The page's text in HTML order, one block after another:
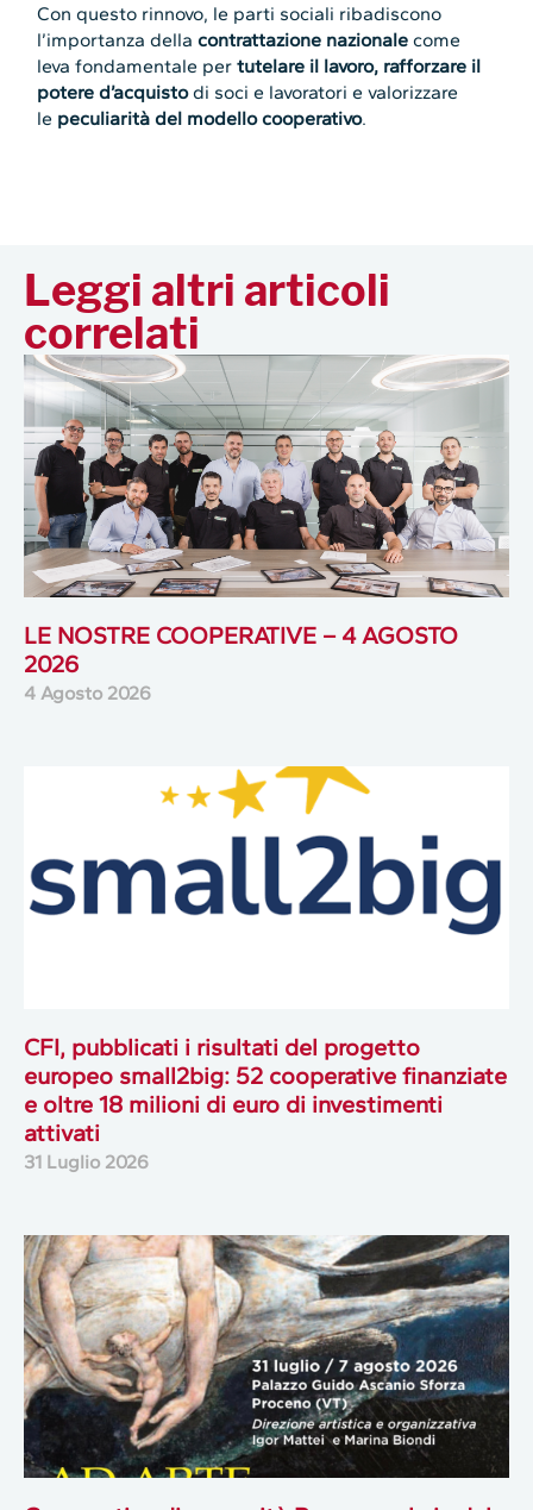
Con questo rinnovo, le parti sociali ribadiscono
l’importanza dellacontrattazione nazionale come
leva fondamentale pertutelare il lavoro, rafforzare il
potere d’acquistodi soci e lavoratori e valorizzare
le peculiarità del modello cooperativo.
Leggi altri articoli
correlati
LE NOSTRE COOPERATIVE – 4 AGOSTO
2026
4 Agosto 2026
CFI, pubblicati i risultati del progetto
europeo small2big: 52 cooperative finanziate
e oltre 18 milioni di euro di investimenti
attivati
31 Luglio 2026